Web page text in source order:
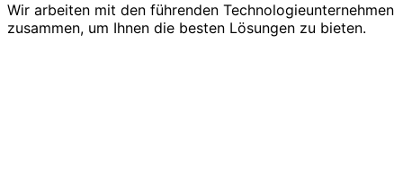
Wir arbeiten mit den führenden Technologieunternehmen
zusammen, um Ihnen die besten Lösungen zu bieten.